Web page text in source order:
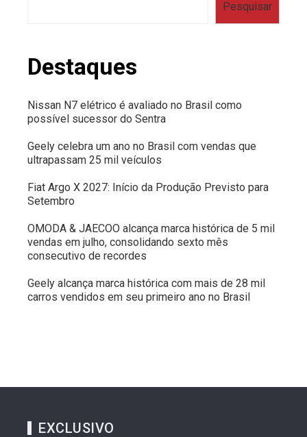
Pesquisar
Destaques
Nissan N7 elétrico é avaliado no Brasil como
possível sucessor do Sentra
Geely celebra um ano no Brasil com vendas que
ultrapassam 25 mil veículos
Fiat Argo X 2027: Início da Produção Previsto para
Setembro
OMODA & JAECOO alcança marca histórica de 5 mil
vendas em julho, consolidando sexto mês
consecutivo de recordes
Geely alcança marca histórica com mais de 28 mil
carros vendidos em seu primeiro ano no Brasil
EXCLUSIVO